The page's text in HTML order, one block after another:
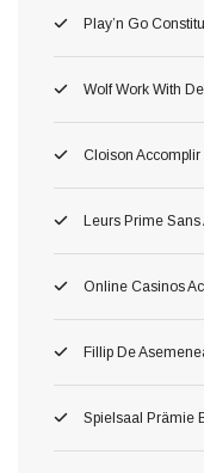
Play’n Go
Wolf Work With
Cloison Accomplir
Leurs Prime
Online Casinos
Fillip De
Spielsaal Prämie